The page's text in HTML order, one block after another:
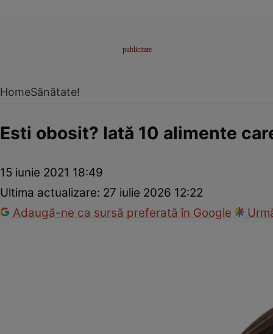
HomeSănătate!
Esti obosit? Iată 10 alimente
15 iunie 2021 18:49
Ultima actualizare: 27 iulie 2026 12:22
Adaugă-ne ca sursă preferată în Google